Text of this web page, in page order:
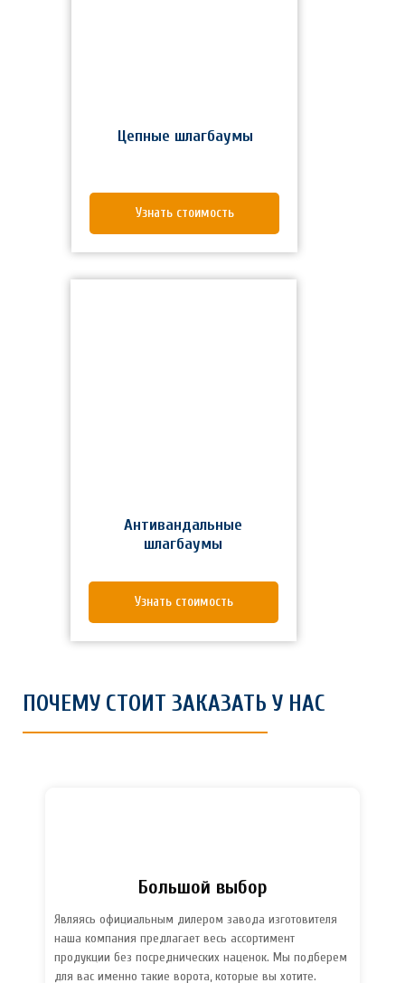
Узнать стоимость
Цепные шлагбаумы
Узнать стоимость
Антивандальные
шлагбаумы
ПОЧЕМУ СТОИТ ЗАКАЗАТЬ У НАС
Большой выбор
Являясь официальным дилером завода изготовителя
наша компания предлагает весь ассортимент
продукции без посреднических наценок. Мы подберем
для вас именно такие ворота, которые вы хотите.